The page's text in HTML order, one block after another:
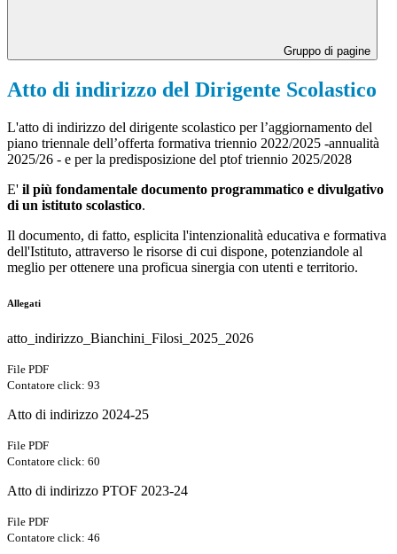
Gruppo di pagine
Atto di indirizzo del Dirigente Scolastico
L'atto di indirizzo del dirigente scolastico per l’aggiornamento del
piano triennale dell’offerta formativa triennio 2022/2025 -annualità
2025/26 - e per la predisposizione del ptof triennio 2025/2028
E' il più fondamentale documento programmatico e divulgativo
di un istituto scolastico.
Il documento, di fatto, esplicita l'intenzionalità educativa e formativa
dell'Istituto, attraverso le risorse di cui dispone, potenziandole al
meglio per ottenere una proficua sinergia con utenti e territorio.
Allegati
atto_indirizzo_Bianchini_Filosi_2025_2026
File PDF
Contatore click: 93
Atto di indirizzo 2024-25
File PDF
Contatore click: 60
Atto di indirizzo PTOF 2023-24
File PDF
Contatore click: 46